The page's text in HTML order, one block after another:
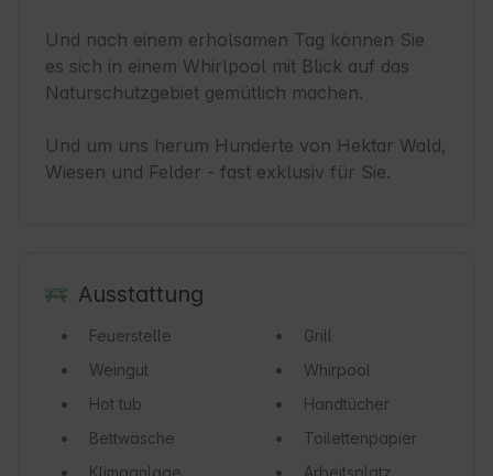
Und nach einem erholsamen Tag können Sie
es sich in einem Whirlpool mit Blick auf das
Naturschutzgebiet gemütlich machen.
Und um uns herum Hunderte von Hektar Wald,
Wiesen und Felder - fast exklusiv für Sie.
Ausstattung
Feuerstelle
Grill
Weingut
Whirpool
Hot tub
Handtücher
Bettwäsche
Toilettenpapier